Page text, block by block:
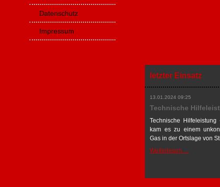
Datenschutz
Impressum
letzter Einsatz
13.01.2024 09:25
Technische
Technische
kam es zu einem
Gas in der Ortslage von
Weiterlesen …